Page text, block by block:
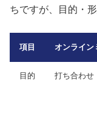
ちですが、目的・
項目 オンライン
目的 打ち合わせ